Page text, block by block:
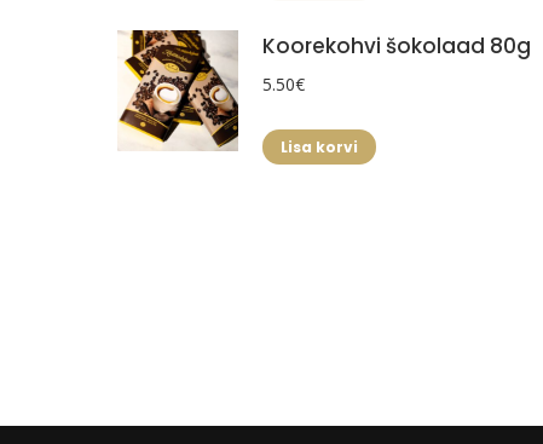
Koorekohvi šokolaad 80g
5.50€
Lisa korvi